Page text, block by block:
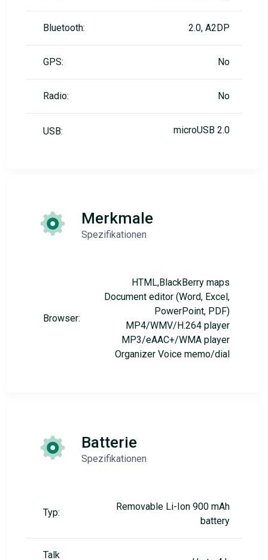
Bluetooth: 2.0, A2DP
GPS: No
Radio: No
USB: microUSB 2.0
Merkmale
Spezifikationen
Browser:
HTML,BlackBerry maps
Document editor (Word, Excel,
PowerPoint, PDF)
MP4/WMV/H.264 player
MP3/eAAC+/WMA player
Organizer Voice memo/dial
Batterie
Spezifikationen
Typ:
Removable Li-Ion 900 mAh
battery
Talk